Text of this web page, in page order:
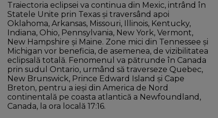
Traiectoria eclipsei va continua din Mexic, intrând în
Statele Unite prin Texas și traversând apoi
Oklahoma, Arkansas, Missouri, Illinois, Kentucky,
Indiana, Ohio, Pennsylvania, New York, Vermont,
New Hampshire și Maine. Zone mici din Tennessee și
Michigan vor beneficia, de asemenea, de vizibilitatea
eclipsală totală. Fenomenul va pătrunde în Canada
prin sudul Ontario, urmând să traverseze Quebec,
New Brunswick, Prince Edward Island și Cape
Breton, pentru a ieși din America de Nord
continentală pe coasta atlantică a Newfoundland,
Canada, la ora locală 17:16.